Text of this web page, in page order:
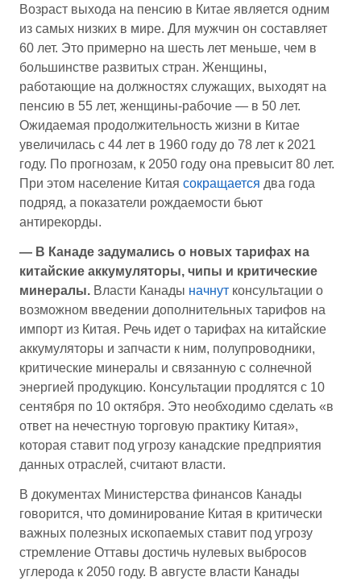
Возраст выхода на пенсию в Китае является одним
из самых низких в мире. Для мужчин он составляет
60 лет. Это примерно на шесть лет меньше, чем в
большинстве развитых стран. Женщины,
работающие на должностях служащих, выходят на
пенсию в 55 лет, женщины-рабочие — в 50 лет.
Ожидаемая продолжительность жизни в Китае
увеличилась с 44 лет в 1960 году до 78 лет к 2021
году. По прогнозам, к 2050 году она превысит 80 лет.
При этом население Китая сокращается два года
подряд, а показатели рождаемости бьют
антирекорды.
— В Канаде задумались о новых тарифах на
китайские аккумуляторы, чипы и критические
минералы. Власти Канады начнут консультации о
возможном введении дополнительных тарифов на
импорт из Китая. Речь идет о тарифах на китайские
аккумуляторы и запчасти к ним, полупроводники,
критические минералы и связанную с солнечной
энергией продукцию. Консультации продлятся с 10
сентября по 10 октября. Это необходимо сделать «в
ответ на нечестную торговую практику Китая»,
которая ставит под угрозу канадские предприятия
данных отраслей, считают власти.
В документах Министерства финансов Канады
говорится, что доминирование Китая в критически
важных полезных ископаемых ставит под угрозу
стремление Оттавы достичь нулевых выбросов
углерода к 2050 году. В августе власти Канады